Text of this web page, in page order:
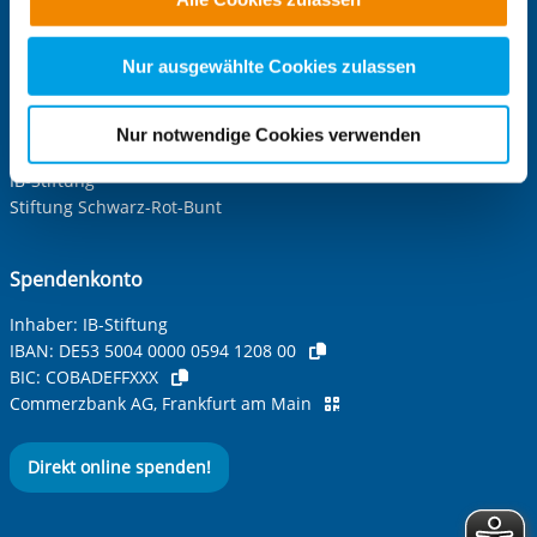
alle Cookie-Kategorien auswählen. Sie können mittels
nachfolgender Buttons über Ihre Einwilligung für diese
Zwecke entscheiden und Ihre erteilte Einwilligung stets
für die Zukunft widerrufen. Bitte beachten Sie: Ihre
Cookies, die erforderlich zur Bereitstellung der von Ihnen
aufgerufenen und somit gewünschten Website-
Funktionen sind. Diese Cookies setzen wir aufgrund
Einwilligung.
Nur ausgewählte Cookies zulassen
Nur notwendige Cookies verwenden
IB Süd
IB West
IB-Stiftungen:
IB-Stiftung
Stiftung Schwarz-Rot-Bunt
Spendenkonto
Inhaber: IB-Stiftung
IBAN: DE53 5004 0000 0594 1208 00
BIC: COBADEFFXXX
Commerzbank AG, Frankfurt am Main
Direkt online spenden!